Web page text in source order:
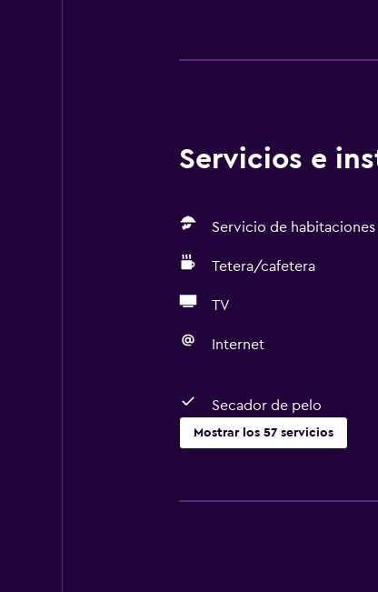
Servicios e
Servicio de habitaciones
Tetera/cafetera
TV
Internet
Secador de pelo
Mostrar los 57 servicios
Wifi gratis